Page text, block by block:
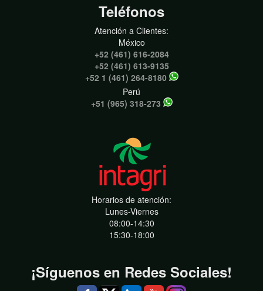
Teléfonos
Atención a Clientes:
México
+52 (461) 616-2084
+52 (461) 613-9135
+52 1 (461) 264-8180
Perú
+51 (965) 318-273
Horarios de atención:
Lunes-Viernes
08:00-14:30
15:30-18:00
¡Síguenos en Redes Sociales!